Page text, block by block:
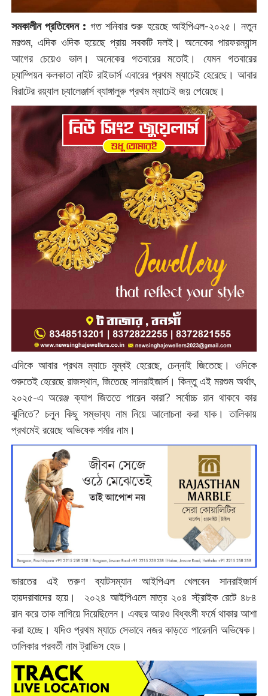
সমকালীন প্রতিবেদন : ‌গত শনিবার শুরু হয়েছে আইপিএল-২০২৫। নতুন
মরশুম, এদিক ওদিক হয়েছে প্রায় সবকটি দলই। অনেকের পারফরম্যান্স
আগের চেয়েও ভাল। অনেকের গতবারের মতোই। যেমন গতবারের
চ্যাম্পিয়ন কলকাতা নাইট রাইডার্স এবারের প্রথম ম্যাচেই হেরেছে। আবার
বিরাটের রয়্যাল চ্যালেঞ্জার্স ব্যাঙ্গালুরু প্রথম ম্যাচেই জয় পেয়েছে।
এদিকে আবার প্রথম ম্যাচে মুম্বই হেরেছে, চেন্নাই জিতেছে। ওদিকে
শুরুতেই হেরেছে রাজস্থান, জিতেছে সানরাইজার্স। কিন্তু এই মরশুম অর্থাৎ,
২০২৫-এ অরেঞ্জ ক্যাপ জিততে পারেন কারা? সর্বোচ্চ রান থাকবে কার
ঝুলিতে? চলুন কিছু সম্ভাব্য নাম নিয়ে আলোচনা করা যাক। তালিকায়
প্রথমেই রয়েছে অভিষেক শর্মার নাম।
ভারতের এই তরুণ ব্যাটসম্যান আইপিএল খেলবেন সানরাইজার্স
হায়দরাবাদের হয়ে। ২০২৪ আইপিএলে মাত্র ২০৪ স্ট্রাইক রেটে ৪৮৪
রান করে তাক লাগিয়ে দিয়েছিলেন। এবছর আরও বিধ্বংসী ফর্মে থাকার আশা
করা হচ্ছে। যদিও প্রথম ম্যাচে সেভাবে নজর কাড়তে পারেননি অভিষেক।
তালিকার পরবর্তী নাম ট্রাভিস হেড।